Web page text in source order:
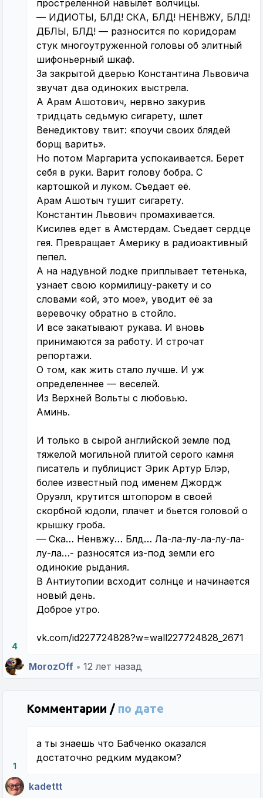
4
простреленной навылет волчицы.
— ИДИОТЫ, БЛД! СКА, БЛД! НЕНВЖУ, БЛД!
ДБЛЫ, БЛД! — разносится по коридорам
стук многоутруженной головы об элитный
шифоньерный шкаф.
За закрытой дверью Константина Львовича
звучат два одиноких выстрела.
А Арам Ашотович, нервно закурив
тридцать седьмую сигарету, шлет
Венедиктову твит: «поучи своих блядей
борщ варить».
Но потом Маргарита успокаивается. Берет
себя в руки. Варит голову бобра. С
картошкой и луком. Съедает её.
Арам Ашотыч тушит сигарету.
Константин Львович промахивается.
Кисилев едет в Амстердам. Съедает сердце
гея. Превращает Америку в радиоактивный
пепел.
А на надувной лодке приплывает тетенька,
узнает свою кормилицу-ракету и со
словами «ой, это мое», уводит её за
веревочку обратно в стойло.
И все закатывают рукава. И вновь
принимаются за работу. И строчат
репортажи.
О том, как жить стало лучше. И уж
определеннее — веселей.
Из Верхней Вольты с любовью.
Аминь.
И только в сырой английской земле под
тяжелой могильной плитой серого камня
писатель и публицист Эрик Артур Блэр,
более известный под именем Джордж
Оруэлл, крутится штопором в своей
скорбной юдоли, плачет и бьется головой о
крышку гроба.
— Ска… Ненвжу… Блд… Ла-ла-лу-ла-лу-ла-
лу-ла…- разносятся из-под земли его
одинокие рыдания.
В Антиутопии всходит солнце и начинается
новый день.
Доброе утро.
vk.com/id227724828?w=wall227724828_2671
MorozOff • 12 лет назад
Комментарии / по дате
1
а ты знаешь что Бабченко оказался
достаточно редким мудаком?
kadettt